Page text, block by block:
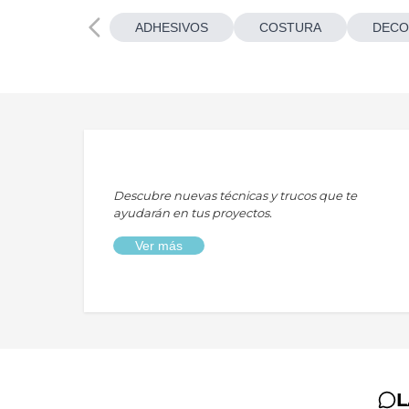
ADHESIVOS COSTURA
Descubre nuevas técnicas y trucos que te
ayudarán en tus proyectos.
Ver más